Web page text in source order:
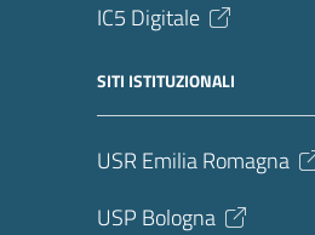
IC5 Digitale
SITI ISTITUZIONALI
USR Emilia Romagna
USP Bologna